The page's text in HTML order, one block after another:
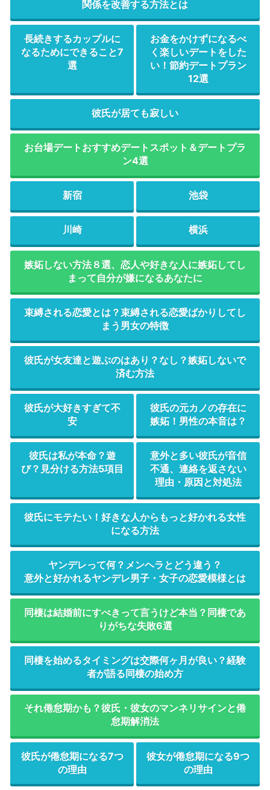
関係を改善する方法とは
長続きするカップルに
なるためにできること7
選
お金をかけずになるべ
く楽しいデートをした
い！節約デートプラン
12選
彼氏が居ても寂しい
お台場デートおすすめデートスポット＆デートプラ
ン4選
新宿 池袋
川崎 横浜
嫉妬しない方法８選、恋人や好きな人に嫉妬してし
まって自分が嫌になるあなたに
束縛される恋愛とは？束縛される恋愛ばかりしてし
まう男女の特徴
彼氏が女友達と遊ぶのはあり？なし？嫉妬しないで
済む方法
彼氏が大好きすぎて不
安
彼氏の元カノの存在に
嫉妬！男性の本音は？
彼氏は私が本命？遊
び？見分ける方法5項目
意外と多い彼氏が音信
不通、連絡を返さない
理由・原因と対処法
彼氏にモテたい！好きな人からもっと好かれる女性
になる方法
ヤンデレって何？メンヘラとどう違う？
意外と好かれるヤンデレ男子・女子の恋愛模様とは
同棲は結婚前にすべきって言うけど本当？同棲であ
りがちな失敗6選
同棲を始めるタイミングは交際何ヶ月が良い？経験
者が語る同棲の始め方
それ倦怠期かも？彼氏・彼女のマンネリサインと倦
怠期解消法
彼氏が倦怠期になる7つ
の理由
彼女が倦怠期になる9つ
の理由